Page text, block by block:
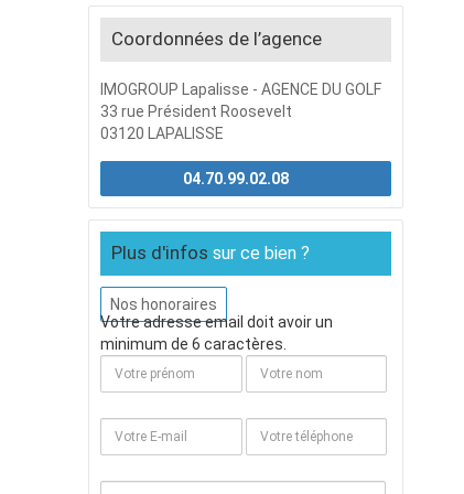
Coordonnées de l’agence
IMOGROUP Lapalisse - AGENCE DU GOLF
33 rue Président Roosevelt
03120 LAPALISSE
Plus d'infos sur ce bien ?
Nos honoraires
Votre adresse email doit avoir un
minimum de 6 caractères.